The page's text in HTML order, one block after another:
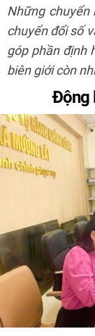
Những chuyển
chuyển đổi số
góp phần định
biên giới còn
Động